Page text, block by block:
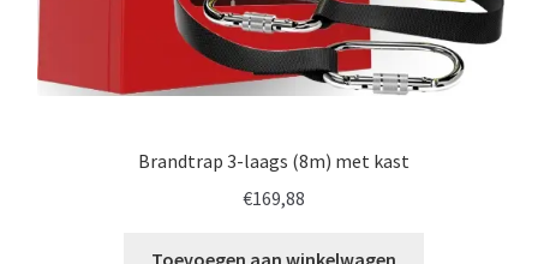
Brandtrap 3-laags (8m) met kast
€169,88
Toevoegen aan winkelwagen